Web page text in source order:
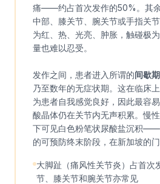
痛——约占首次发作的50%。其
中部、膝关节、腕关节或手指关
为红、热、光亮、肿胀，触碰极
量也难以忍受。
发作之间，患者进入所谓的间歇期
乃至数年的无症状期。这在临床
为患者自我感觉良好，因此最容
酸晶体仍在关节内无声积累。慢
下可见白色粉笔状尿酸盐沉积
的可预防终末阶段，在新加坡的门
大脚趾（痛风性关节炎）占首次
节、膝关节和腕关节亦常见